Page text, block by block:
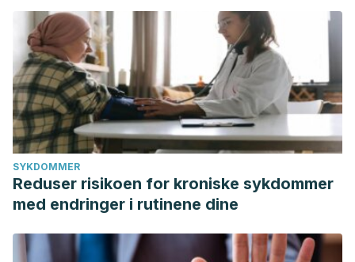
SYKDOMMER
Reduser risikoen for kroniske sykdommer
med endringer i rutinene dine